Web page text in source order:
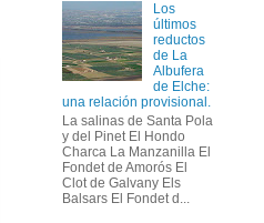
Los
últimos
reductos
de La
Albufera
de Elche:
una relación provisional.
La salinas de Santa Pola
y del Pinet El Hondo
Charca La Manzanilla El
Fondet de Amorós El
Clot de Galvany Els
Balsars El Fondet d...